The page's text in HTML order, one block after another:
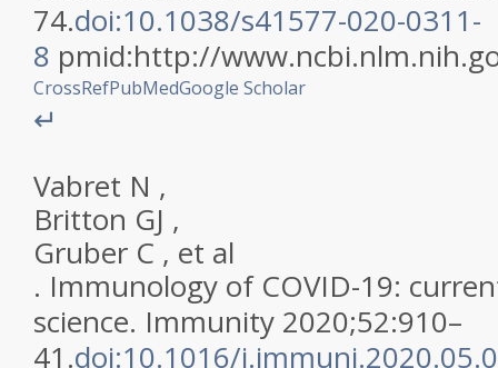
74.doi:10.1038/s41577-020-0311-
8 pmid:http://
CrossRefPubMedGoogle Scholar
↵
Vabret N ,
Britton GJ ,
Gruber C , et al
. Immunology of COVID-19:
science. Immunity 2020;52:910–
41.doi:10.1016/